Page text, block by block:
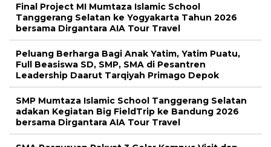
Final Project MI Mumtaza Islamic School
Tanggerang Selatan ke Yogyakarta Tahun 2026
bersama Dirgantara AIA Tour Travel
Peluang Berharga Bagi Anak Yatim, Yatim Puatu,
Full Beasiswa SD, SMP, SMA di Pesantren
Leadership Daarut Tarqiyah Primago Depok
SMP Mumtaza Islamic School Tanggerang Selatan
adakan Kegiatan Big FieldTrip ke Bandung 2026
bersama Dirgantara AIA Tour Travel